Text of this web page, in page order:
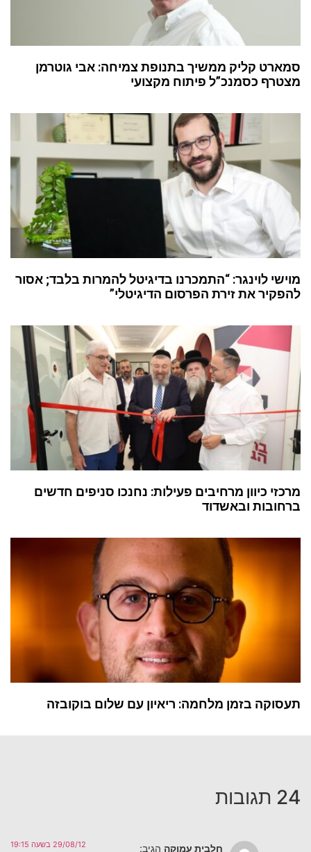
סמארט קליק ממשיך בתנופת צמיחה: אבי גוטרמן
מצטרף כסמנכ”ל פיתוח מקצועי
מוישי לוינגר: “התמכרנו בדיגיטל להמרות בלבד; אסור
להפקיר את זירת הפרסום הדיגיטלי”
מרכזי כיוון מרחיבים פעילות: נחנכו סניפים חדשים
ברחובות ובאשדוד
תעסוקה בזמן מלחמה: ריאיון עם שלום בוקובזה
24 תגובות
חלבית עמוקה הגיב: 29/08/12 בשעה 19:15